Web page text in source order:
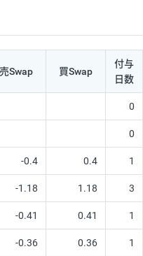
売Swap 買Swap
付与
日数
0
0
-0.4 0.4 1
-1.18 1.18 3
-0.41 0.41 1
-0.36 0.36 1